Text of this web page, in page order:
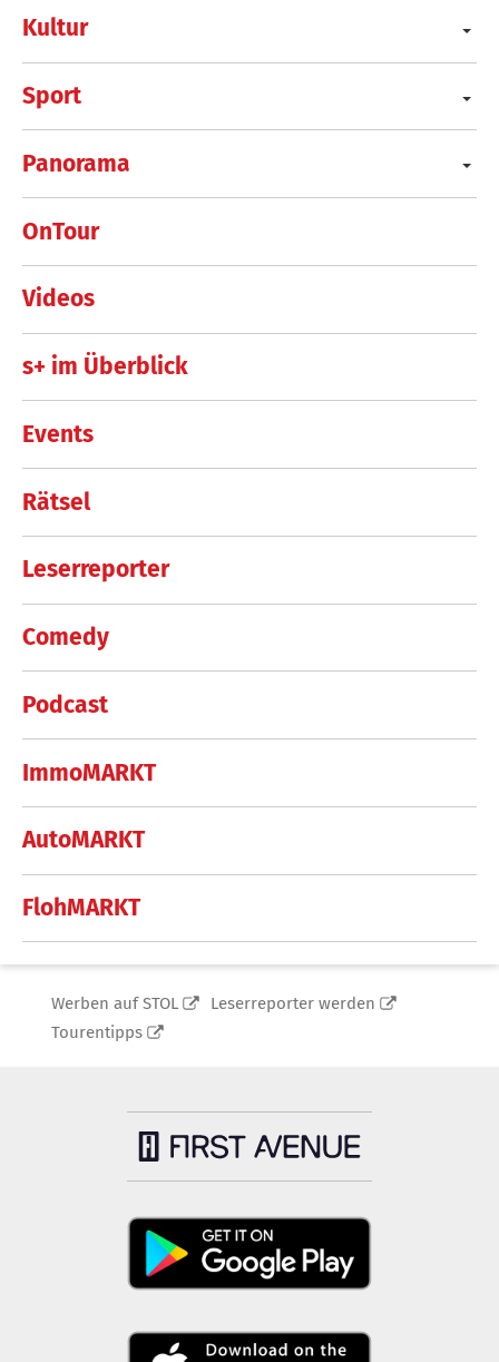
Kultur
Sport
Panorama
OnTour
Videos
s+ im Überblick
Events
Rätsel
Leserreporter
Comedy
Podcast
ImmoMARKT
AutoMARKT
FlohMARKT
Werben auf STOL
Leserreporter werden
Tourentipps